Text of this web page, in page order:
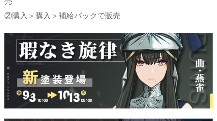
②購入＞購入＞補給パックで販売